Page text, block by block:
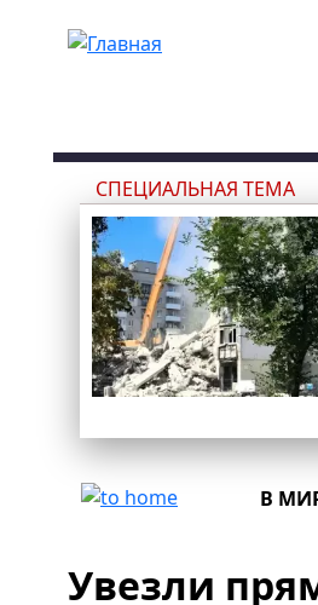
СПЕЦИАЛЬНАЯ ТЕМА
В
Увезли